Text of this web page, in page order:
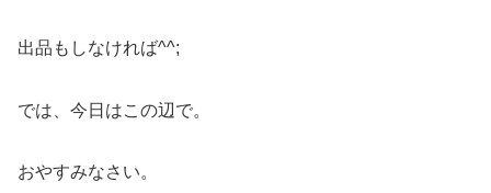
出品もしなければ^^;
では、今日はこの辺で。
おやすみなさい。